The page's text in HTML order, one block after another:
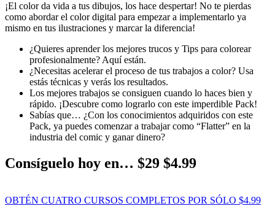
¡El color da vida a tus dibujos, los hace despertar! No te pierdas
como abordar el color digital para empezar a implementarlo ya
mismo en tus ilustraciones y marcar la diferencia!
¿Quieres aprender los mejores trucos y Tips para colorear
profesionalmente? Aquí están.
¿Necesitas acelerar el proceso de tus trabajos a color? Usa
estás técnicas y verás los resultados.
Los mejores trabajos se consiguen cuando lo haces bien y
rápido. ¡Descubre como lograrlo con este imperdible Pack!
Sabías que… ¿Con los conocimientos adquiridos con este
Pack, ya puedes comenzar a trabajar como “Flatter” en la
industria del comic y ganar dinero?
Consíguelo hoy en… $29 $4.99
OBTÉN CUATRO CURSOS COMPLETOS POR SÓLO $4.99